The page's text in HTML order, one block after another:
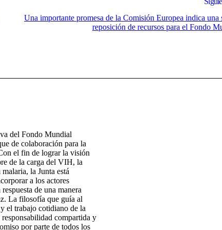
Una importante promesa de la Comisión Europea indica una
reposición de recursos para el Fondo
del Fondo Mundial
de colaboración para la
el fin de lograr la visión
de la carga del VIH, la
la Junta está
a los actores
de una manera
La filosofía que guía al
el trabajo cotidiano de la
responsabilidad compartida y
por parte de todos los